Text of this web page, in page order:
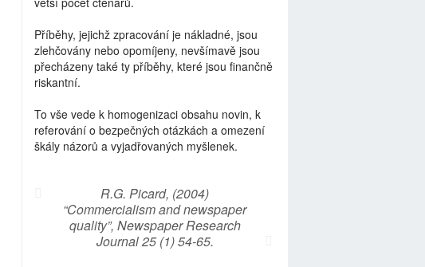
Příběhy, jejichž zpracování je nákladné, jsou
zlehčovány nebo opomíjeny, nevšímavě jsou
přecházeny také ty příběhy, které jsou finančně
riskantní.
To vše vede k homogenizaci obsahu novin, k
referování o bezpečných otázkách a omezení
škály názorů a vyjadřovaných myšlenek.
R.G. Picard, (2004)
“Commercialism and newspaper
quality”, Newspaper Research
Journal 25 (1) 54-65.